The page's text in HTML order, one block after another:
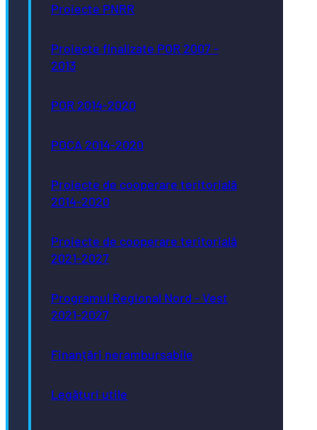
Proiecte PNRR
Proiecte finalizate POR 2007 -
2013
POR 2014-2020
POCA 2014-2020
Proiecte de cooperare teritorială
2014-2020
Proiecte de cooperare teritorială
2021-2027
Programul Regional Nord - Vest
2021-2027
Finanțări nerambursabile
Legături utile